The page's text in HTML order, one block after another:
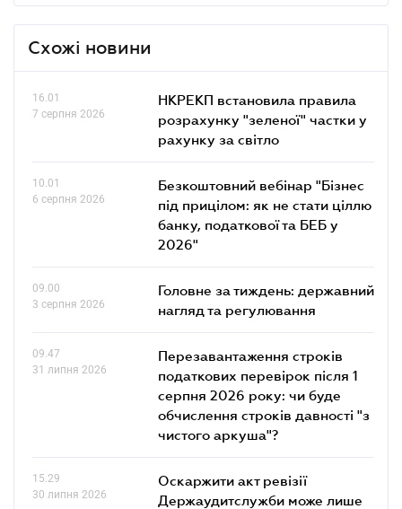
Схожі новини
16.01
7 серпня 2026
НКРЕКП встановила правила
розрахунку "зеленої" частки у
рахунку за світло
10.01
6 серпня 2026
Безкоштовний вебінар "Бізнес
під прицілом: як не стати ціллю
банку, податкової та БЕБ у
2026"
09.00
3 серпня 2026
Головне за тиждень: державний
нагляд та регулювання
09.47
31 липня 2026
Перезавантаження строків
податкових перевірок після 1
серпня 2026 року: чи буде
обчислення строків давності "з
чистого аркуша"?
15.29
30 липня 2026
Оскаржити акт ревізії
Держаудитслужби може лише